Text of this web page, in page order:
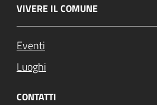
VIVERE IL COMUNE
Eventi
Luoghi
CONTATTI